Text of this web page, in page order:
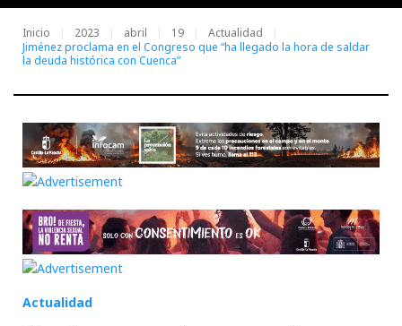
Inicio 2023 abril 19
Actualidad
Jiménez proclama en el Congreso que “ha llegado la hora de saldar
la deuda histórica con Cuenca”
Actualidad